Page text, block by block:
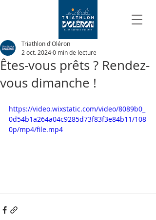
Êtes-vous prêts ? Rendez-
vous dimanche !
Triathlon d'Oléron
2 oct. 20240 min de lecture
https://video.wixstatic.com/video/8089b0_
0d54b1a264a04c9285d73f83f3e84b11/108
0p/mp4/file.mp4